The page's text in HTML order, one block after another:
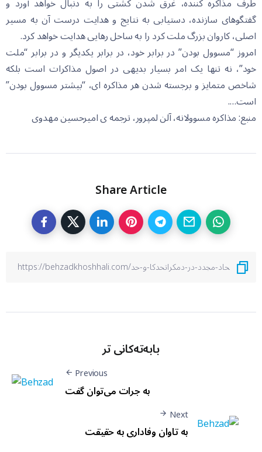
گفتگوهای سازنده، دستیابی به نتایج و هدایت درست آن به مسیر
اصلی، کاروان بزرگ ملت کرد را به ساحل رهایی هدایت خواهد کرد.
امروز “مسوول بودن” در برابر خود، در برابر یکدیگر و در برابر “ملت
خود”، نه تنها یک امر بسیار بدیهی در اصول مذاکرات است بلکه
شاخص متمایز و برجسته شدن هر مذاکره ای، “بیشتر مسوول بودن”
است….
منبع: مذاکره مسوولانه، آلن لمپرور، ترجمه ی امیرحسین مهدوی
Share Article
بابەتەکانی تر
Previous
به جرات می‌توان گفت
Next
به تاوان وفاداری به حقیقت